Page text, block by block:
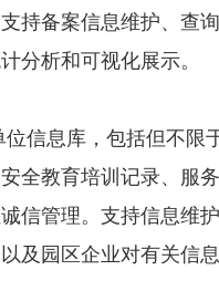
持备案信息维护、查
分析和可视化展示。
信息库，包括但不限
全教育培训记录、服
信管理。支持信息维
及园区企业对有关信